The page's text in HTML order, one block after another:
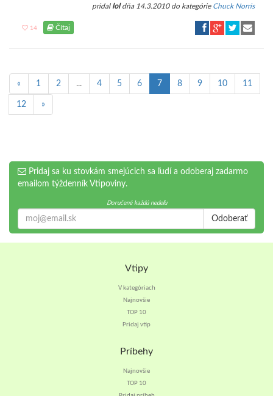
pridal loldňa 14.3.2010 do kategórie Chuck Norris
14 Čítaj
« 1 2 ... 4 5 6 7 8 9 10 11
12 »
Pridaj sa ku stovkám smejúcich sa ľudí a odoberaj zadarmo
emailom týždenník Vtipoviny.
Doručené každú nedeľu
Odoberať
Vtipy
V kategóriach
Najnovšie
TOP 10
Pridaj vtip
Príbehy
Najnovšie
TOP 10